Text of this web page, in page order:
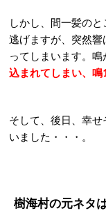
しかし、間一髪の
逃げますが、突然
ってしまいます。
込まれてしまい、
そして、後日、幸
いました・・・。
樹海村の元ネタ